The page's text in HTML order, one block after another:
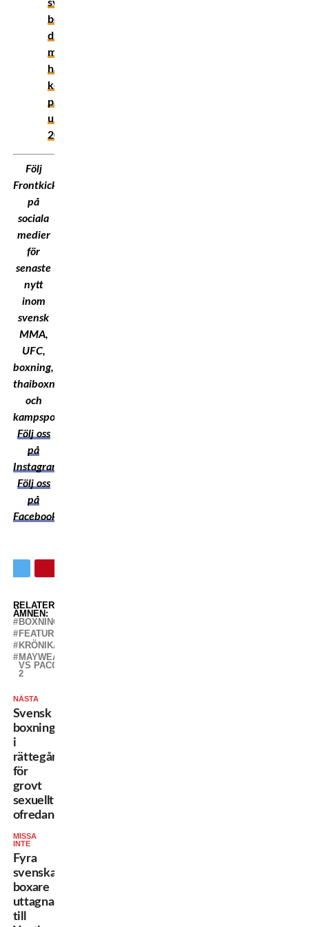
svenska
boxare
du
måste
ha
koll
på
under
2026
Följ
Frontkick.Online
på
sociala
medier
för
senaste
nytt
inom
svensk
MMA,
UFC,
boxning,
thaiboxning
och
kampsport!
Följ oss
på
Instagram
Följ oss
på
Facebook
RELATERADE
ÄMNEN:
BOXNING
FEATURED
KRÖNIKA
MAYWEATHER
VS PACQUIAO
2
NÄSTA
Svensk
boxningstränare
i
rättegång
för
grovt
sexuellt
ofredande
MISSA
INTE
Fyra
svenska
boxare
uttagna
till